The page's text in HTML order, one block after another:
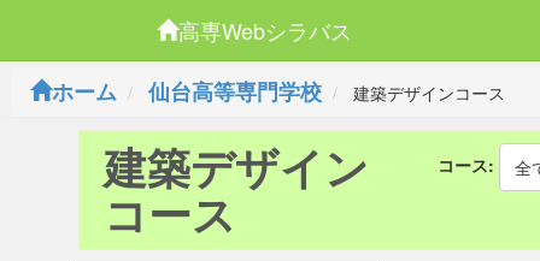
高専Webシラバス
ホーム
仙台高等専門学校 建築デザインコース
建築デザイン
コース
コース: 全